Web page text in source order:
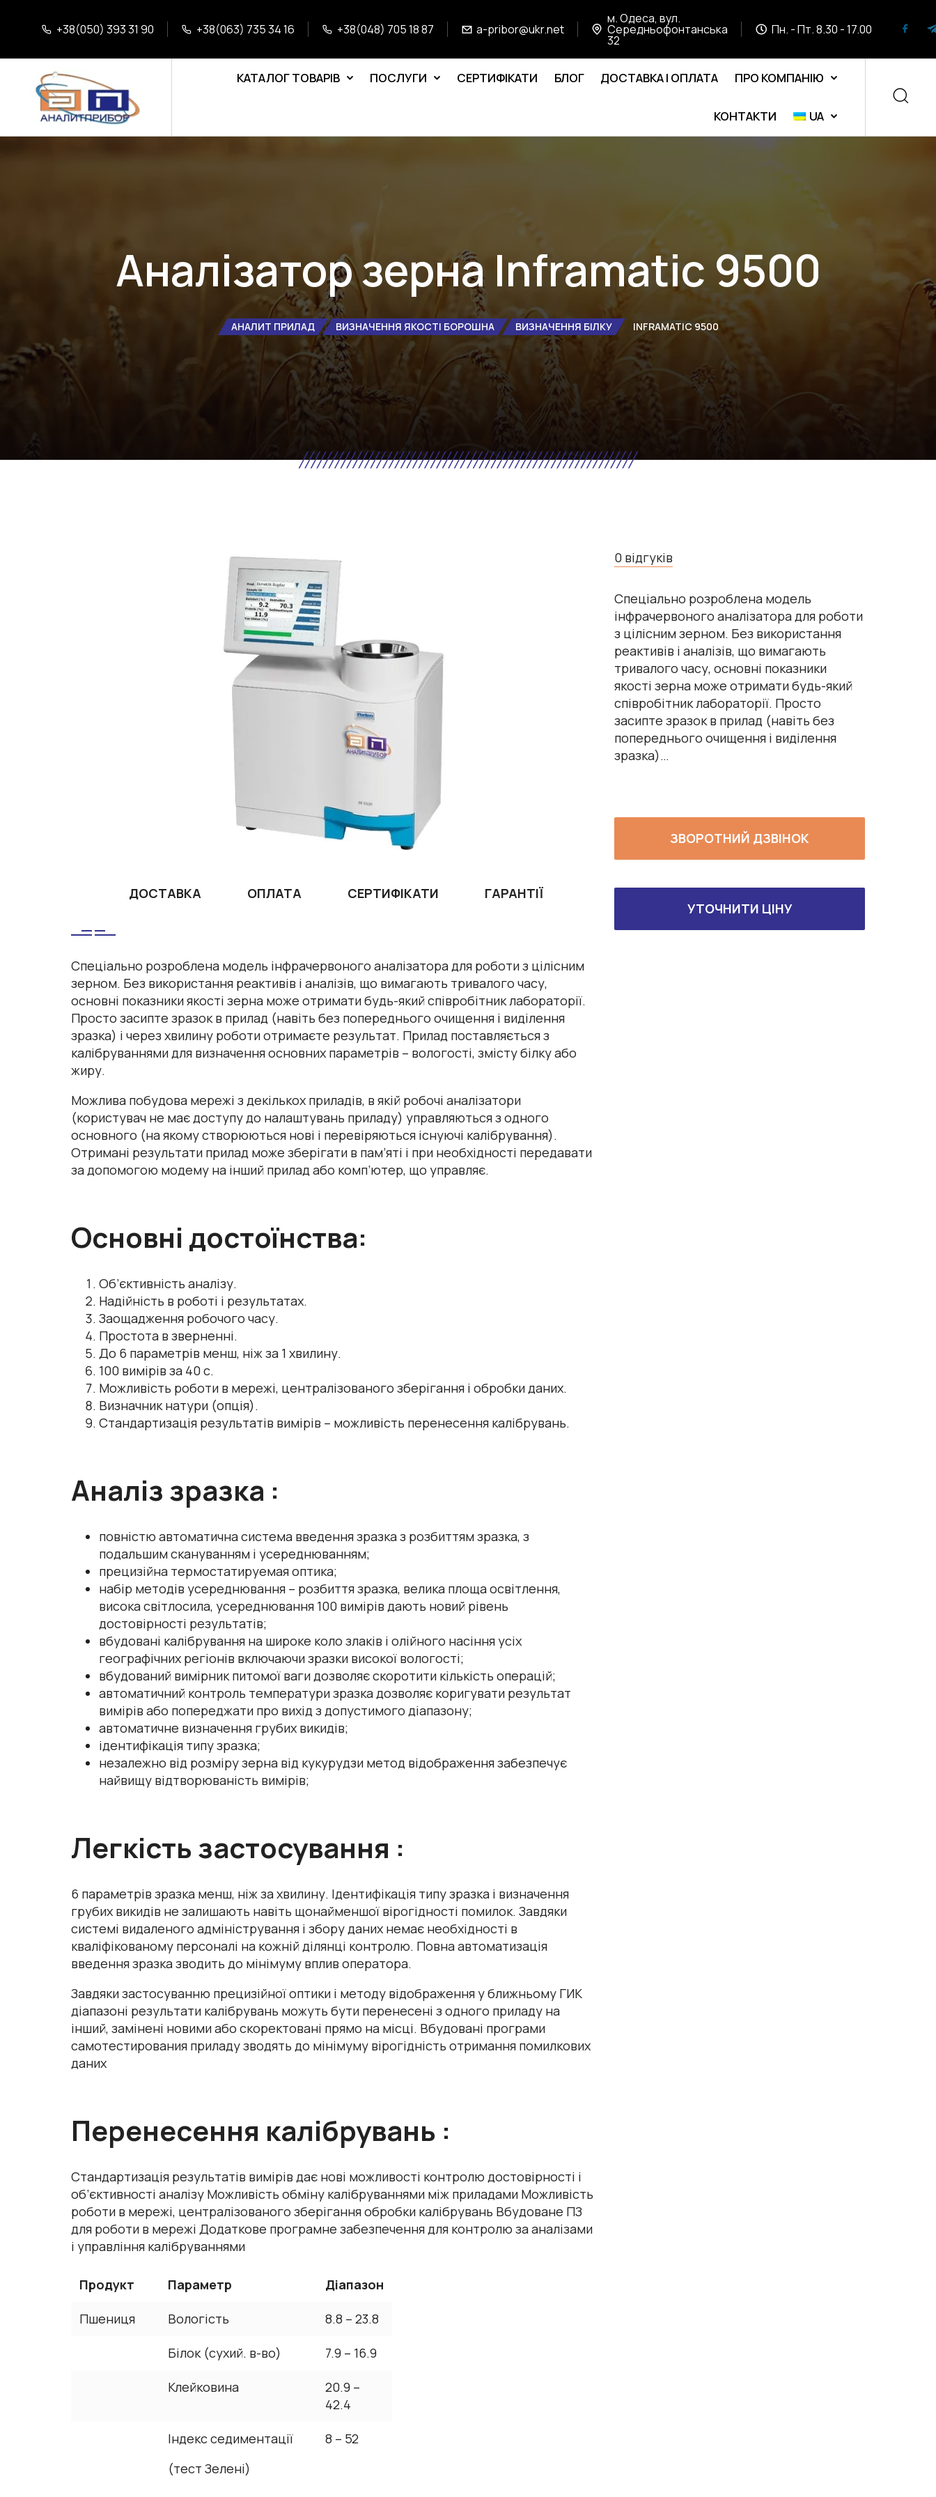
+38(050) 393 31 90 +38(063) 735 34 16 +38(048) 705 18 87 a-pribor@ukr.net
м. Одеса, вул.
Середньофонтанська
32
Пн. - Пт. 8.30 - 17.00
КАТАЛОГ ТОВАРІВ ПОСЛУГИ СЕРТИФІКАТИ БЛОГ ДОСТАВКА І ОПЛАТА ПРО КОМПАНІЮ
КОНТАКТИ UA
Аналізатор зерна Inframatic 9500
АНАЛИТ ПРИЛАД ВИЗНАЧЕННЯ ЯКОСТІ БОРОШНА ВИЗНАЧЕННЯ БІЛКУ INFRAMATIC 9500
ДОСТАВКА ОПЛАТА СЕРТИФІКАТИ ГАРАНТІЇ
Спеціально розроблена модель інфрачервоного аналізатора для роботи з цілісним
зерном. Без використання реактивів і аналізів, що вимагають тривалого часу,
основні показники якості зерна може отримати будь-який співробітник лабораторії.
Просто засипте зразок в прилад (навіть без попереднього очищення і виділення
зразка) і через хвилину роботи отримаєте результат. Прилад поставляється з
калібруваннями для визначення основних параметрів – вологості, змісту білку або
жиру.
Можлива побудова мережі з декількох приладів, в якій робочі аналізатори
(користувач не має доступу до налаштувань приладу) управляються з одного
основного (на якому створюються нові і перевіряються існуючі калібрування).
Отримані результати прилад може зберігати в пам’яті і при необхідності передавати
за допомогою модему на інший прилад або комп’ютер, що управляє.
Основні достоїнства:
Об’єктивність аналізу.
Надійність в роботі і результатах.
Заощадження робочого часу.
Простота в зверненні.
До 6 параметрів менш, ніж за 1 хвилину.
100 вимірів за 40 с.
Можливість роботи в мережі, централізованого зберігання і обробки даних.
Визначник натури (опція).
Стандартизація результатів вимірів – можливість перенесення калібрувань.
Аналіз зразка :
повністю автоматична система введення зразка з розбиттям зразка, з
подальшим скануванням і усереднюванням;
прецизійна термостатируемая оптика;
набір методів усереднювання – розбиття зразка, велика площа освітлення,
висока світлосила, усереднювання 100 вимірів дають новий рівень
достовірності результатів;
вбудовані калібрування на широке коло злаків і олійного насіння усіх
географічних регіонів включаючи зразки високої вологості;
вбудований вимірник питомої ваги дозволяє скоротити кількість операцій;
автоматичний контроль температури зразка дозволяє коригувати результат
вимірів або попереджати про вихід з допустимого діапазону;
автоматичне визначення грубих викидів;
ідентифікація типу зразка;
незалежно від розміру зерна від кукурудзи метод відображення забезпечує
найвищу відтворюваність вимірів;
Легкість застосування :
6 параметрів зразка менш, ніж за хвилину. Ідентифікація типу зразка і визначення
грубих викидів не залишають навіть щонайменшої вірогідності помилок. Завдяки
системі видаленого адміністрування і збору даних немає необхідності в
кваліфікованому персоналі на кожній ділянці контролю. Повна автоматизація
введення зразка зводить до мінімуму вплив оператора.
Завдяки застосуванню прецизійної оптики і методу відображення у ближньому ГИК
діапазоні результати калібрувань можуть бути перенесені з одного приладу на
інший, замінені новими або скоректовані прямо на місці. Вбудовані програми
самотестирования приладу зводять до мінімуму вірогідність отримання помилкових
даних
Перенесення калібрувань :
Стандартизація результатів вимірів дає нові можливості контролю достовірності і
об’єктивності аналізу Можливість обміну калібруваннями між приладами Можливість
роботи в мережі, централізованого зберігання обробки калібрувань Вбудоване ПЗ
для роботи в мережі Додаткове програмне забезпечення для контролю за аналізами
і управління калібруваннями
Продукт Параметр Діапазон
Пшениця Вологість 8.8 – 23.8
Білок (сухий. в-во) 7.9 – 16.9
Клейковина
20.9 –
42.4
Індекс седиментації
(тест Зелені)
8 – 52
0 відгуків
Спеціально розроблена модель
інфрачервоного аналізатора для роботи
з цілісним зерном. Без використання
реактивів і аналізів, що вимагають
тривалого часу, основні показники
якості зерна може отримати будь-який
співробітник лабораторії. Просто
засипте зразок в прилад (навіть без
попереднього очищення і виділення
зразка)…
ЗВОРОТНИЙ ДЗВІНОК
УТОЧНИТИ ЦІНУ